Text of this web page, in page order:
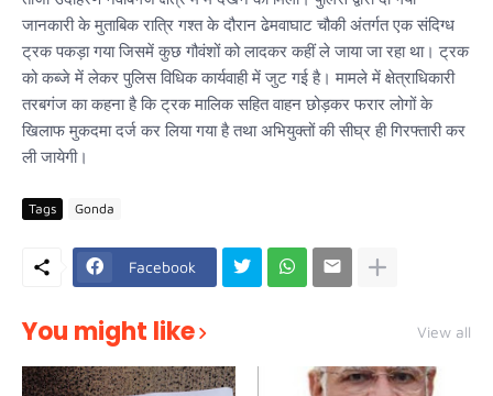
जानकारी के मुताबिक रात्रि गश्त के दौरान ढेमवाघाट चौकी अंतर्गत एक संदिग्ध
ट्रक पकड़ा गया जिसमें कुछ गौवंशों को लादकर कहीं ले जाया जा रहा था। ट्रक
को कब्जे में लेकर पुलिस विधिक कार्यवाही में जुट गई है। मामले में क्षेत्राधिकारी
तरबगंज का कहना है कि ट्रक मालिक सहित वाहन छोड़कर फरार लोगों के
खिलाफ मुकदमा दर्ज कर लिया गया है तथा अभियुक्तों की सीघ्र ही गिरफ्तारी कर
ली जायेगी।
Tags Gonda
Facebook
You might like View all